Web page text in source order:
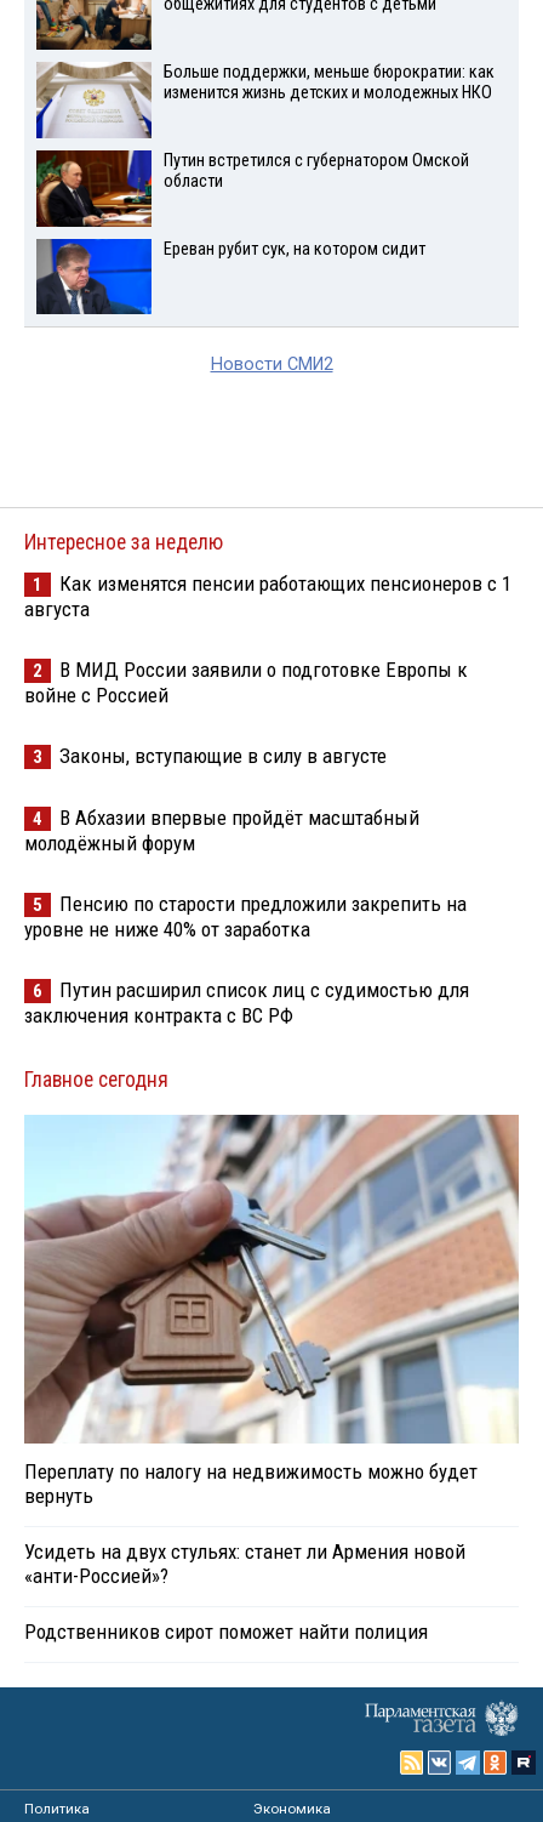
общежитиях для студентов с детьми
Больше поддержки, меньше бюрократии: как
изменится жизнь детских и молодежных НКО
Путин встретился с губернатором Омской
области
Ереван рубит сук, на котором сидит
Новости СМИ2
Интересное за неделю
1
Как изменятся пенсии работающих пенсионеров с 1
августа
2
В МИД России заявили о подготовке Европы к
войне с Россией
3 Законы, вступающие в силу в августе
4
В Абхазии впервые пройдёт масштабный
молодёжный форум
5
Пенсию по старости предложили закрепить на
уровне не ниже 40% от заработка
6
Путин расширил список лиц с судимостью для
заключения контракта с ВС РФ
Главное сегодня
Переплату по налогу на недвижимость можно будет
вернуть
Усидеть на двух стульях: станет ли Армения новой
«анти-Россией»?
Родственников сирот поможет найти полиция
Политика
Экономика